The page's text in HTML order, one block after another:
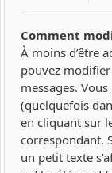
Comment
À moins d’être
pouvez
messages.
(quelquefois
en cliquant sur
correspondant.
un petit texte